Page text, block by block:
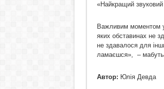
«Найкращий
Важливим моментом
яких обставинах не
не здавалося для
ламаєшся», –
Автор: Юлія Девда